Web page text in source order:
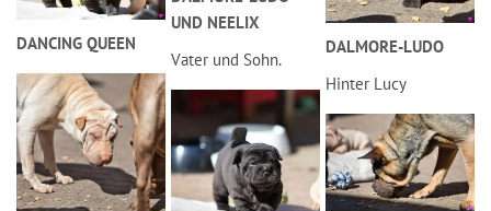
DANCING QUEEN
UND NEELIX
Vater und Sohn.
DALMORE-LUDO
Hinter Lucy